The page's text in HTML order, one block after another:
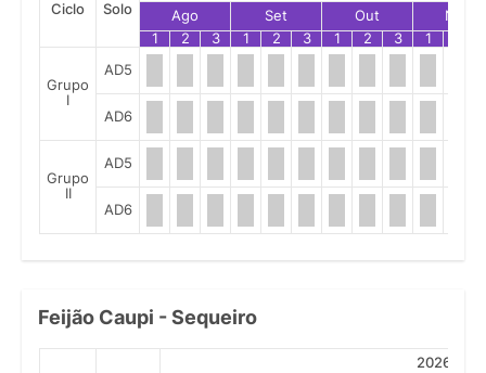
Ciclo Solo
Ago
Set Out
Nov
1
2 3 1 2 3 1 2 3 1
Grupo
I
AD5
AD6
Grupo
II
AD5
AD6
Feijão Caupi - Sequeiro
2026